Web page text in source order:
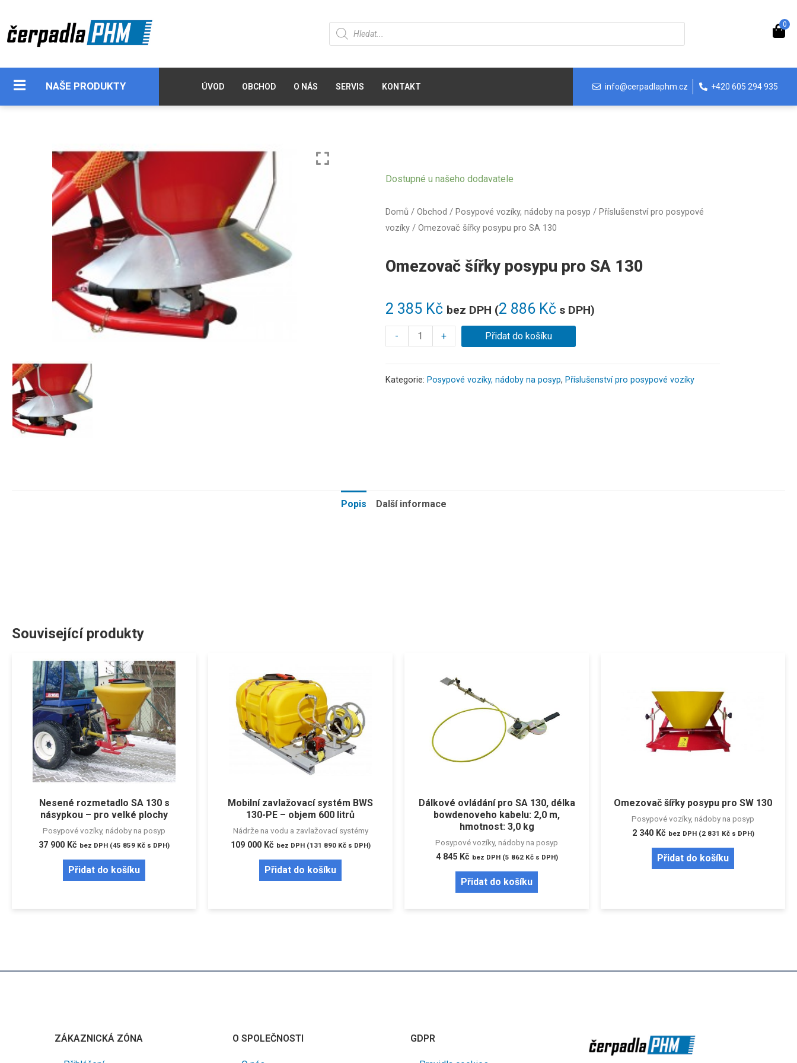
0
NAŠE PRODUKTY ÚVOD OBCHOD O NÁS SERVIS KONTAKT info@cerpadlaphm.cz +420 605 294 935
Domů / Obchod / Posypové vozíky, nádoby na posyp / Příslušenství pro posypové
vozíky/ Omezovač šířky posypu pro SA 130
Omezovač šířky posypu pro SA 130
2 385 Kč bez DPH (2 886 Kčs DPH)
Dostupné u našeho dodavatele
- + Přidat do košíku
Kategorie: Posypové vozíky, nádoby na posyp, Příslušenství pro posypové vozíky
Popis Další informace
Související produkty
Nesené rozmetadlo SA 130 s
násypkou – pro velké plochy
Posypové vozíky, nádoby na posyp
37 900 Kč bez DPH (45 859 Kč s DPH)
Přidat do košíku
Mobilní zavlažovací systém BWS
130-PE – objem 600 litrů
Nádrže na vodu a zavlažovací systémy
109 000 Kč bez DPH (131 890 Kčs DPH)
Přidat do košíku
Dálkové ovládání pro SA 130, délka
bowdenoveho kabelu: 2,0 m,
hmotnost: 3,0 kg
Posypové vozíky, nádoby na posyp
4 845 Kč bez DPH (5 862 Kčs DPH)
Přidat do košíku
Omezovač šířky posypu pro SW 130
Posypové vozíky, nádoby na posyp
2 340 Kč bez DPH (2 831 Kčs DPH)
Přidat do košíku
ZÁKAZNICKÁ ZÓNA O SPOLEČNOSTI GDPR